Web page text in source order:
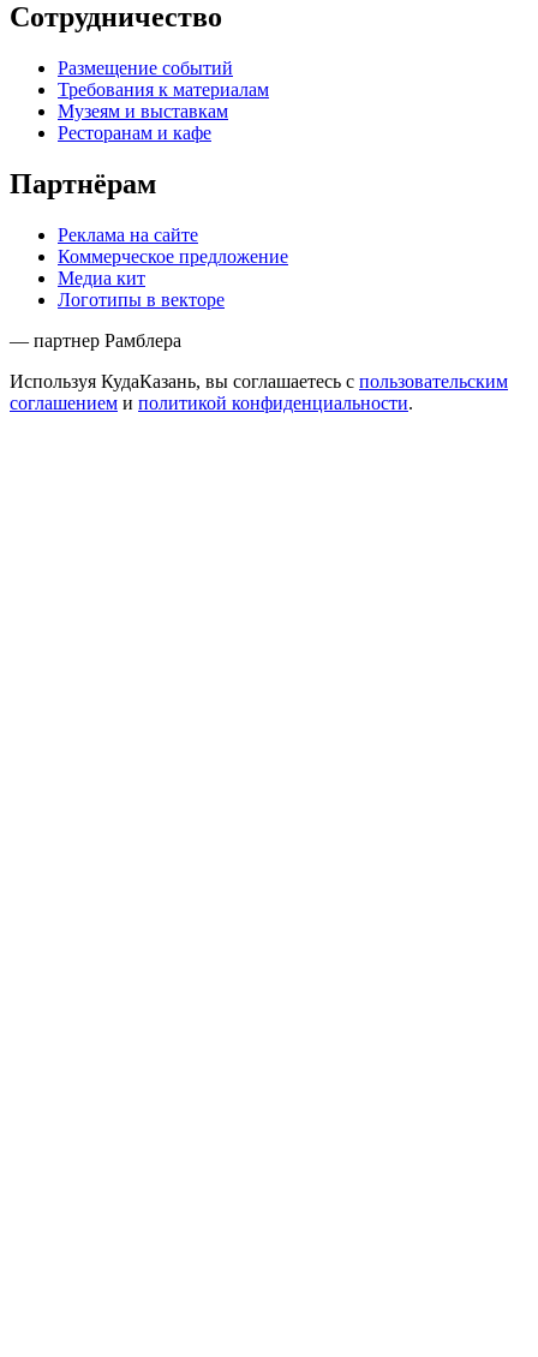
Сотрудничество
Размещение событий
Требования к материалам
Музеям и выставкам
Ресторанам и кафе
Партнёрам
Реклама на сайте
Коммерческое предложение
Медиа кит
Логотипы в векторе
— партнер Рамблера
Используя КудаКазань, вы соглашаетесь с пользовательским
соглашением и политикой конфиденциальности.